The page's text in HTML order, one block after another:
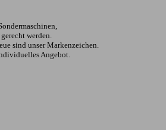
werden.
sind unser Markenzeichen.
Angebot.